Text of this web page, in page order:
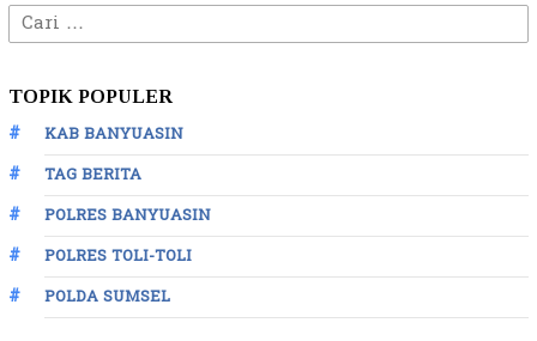
Cari
untuk:
TOPIK POPULER
KAB BANYUASIN
TAG BERITA
POLRES BANYUASIN
POLRES TOLI-TOLI
POLDA SUMSEL